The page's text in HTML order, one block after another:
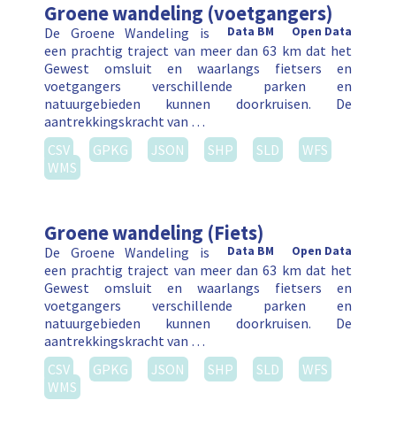
Groene wandeling (voetgangers)
Open Data
Data BM
De Groene Wandeling is
een prachtig traject van meer dan 63 km dat het
Gewest omsluit en waarlangs fietsers en
voetgangers verschillende parken en
natuurgebieden kunnen doorkruisen. De
aantrekkingskracht van …
CSV
GPKG JSON SHP SLD
WFS
WMS
Groene wandeling (Fiets)
Open Data
Data BM
De Groene Wandeling is
een prachtig traject van meer dan 63 km dat het
Gewest omsluit en waarlangs fietsers en
voetgangers verschillende parken en
natuurgebieden kunnen doorkruisen. De
aantrekkingskracht van …
CSV
GPKG JSON SHP SLD
WFS
WMS